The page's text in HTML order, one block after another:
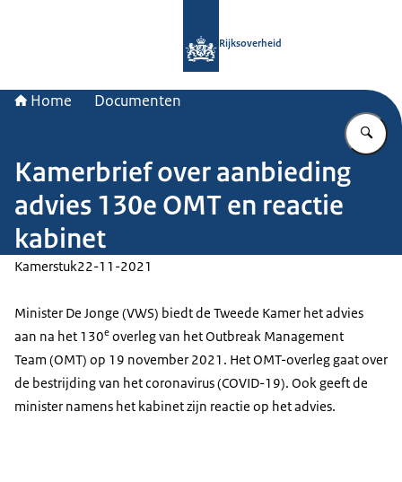
Rijksoverheid
Home Documenten
Kamerbrief over aanbieding
advies 130e OMT en reactie
kabinet
Kamerstuk22-11-2021
Minister De Jonge (VWS) biedt de Tweede Kamer het advies
aan na het 130e overleg van het Outbreak Management
Team (OMT) op 19 november 2021. Het OMT-overleg gaat over
de bestrijding van het coronavirus (COVID-19). Ook geeft de
minister namens het kabinet zijn reactie op het advies.